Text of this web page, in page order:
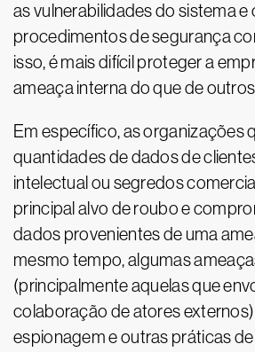
as vulnerabilidades do sistema e
procedimentos de segurança
isso, é mais difícil proteger a
ameaça interna do que de
Em específico, as organizações
quantidades de dados de
intelectual ou segredos
principal alvo de roubo e
dados provenientes de uma
mesmo tempo, algumas
(principalmente aquelas que
colaboração de atores
espionagem e outras práticas